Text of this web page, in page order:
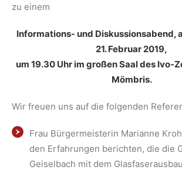
zu einem
Informations- und Diskussionsabend,
21. Februar 2019,
um 19.30 Uhr im großen Saal des Ivo-
Mömbris.
Wir freuen uns auf die folgenden
Frau Bürgermeisterin Marianne
den Erfahrungen berichten, die die
Geiselbach mit dem